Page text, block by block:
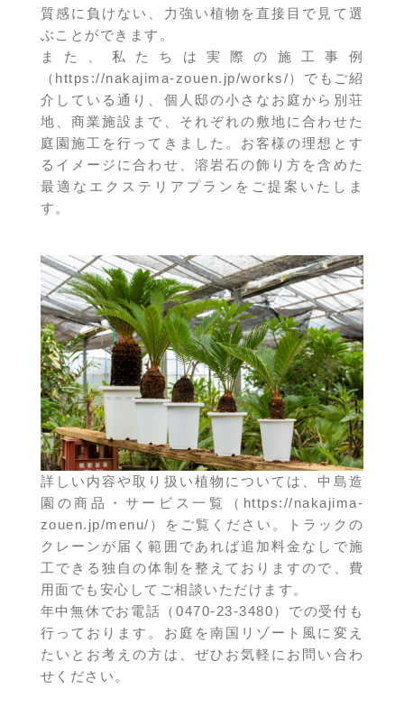
質感に負けない、力強い植物を直接目で見て選
ぶことができます。
また、私たちは実際の施工事例
（ https://nakajima-zouen.jp/works/）でもご紹
介している通り、個人邸の小さなお庭から別荘
地、商業施設まで、それぞれの敷地に合わせた
庭園施工を行ってきました。お客様の理想とす
るイメージに合わせ、溶岩石の飾り方を含めた
最適なエクステリアプランをご提案いたしま
す。
詳しい内容や取り扱い植物については、中島造
園の商品・サービス一覧（ https://nakajima-
zouen.jp/menu/ ）をご覧ください。トラックの
クレーンが届く範囲であれば追加料金なしで施
工できる独自の体制を整えておりますので、費
用面でも安心してご相談いただけます。
年中無休でお電話（0470-23-3480）での受付も
行っております。お庭を南国リゾート風に変え
たいとお考えの方は、ぜひお気軽にお問い合わ
せください。